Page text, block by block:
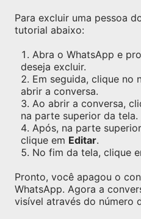
Para excluir uma pessoa
tutorial abaixo:
Abra o WhatsApp e
deseja excluir.
Em seguida, clique no
abrir a conversa.
Ao abrir a conversa,
na parte superior da tela.
Após, na parte
clique em Editar.
No fim da tela, clique
Pronto, você apagou o
WhatsApp. Agora a
visível através do número